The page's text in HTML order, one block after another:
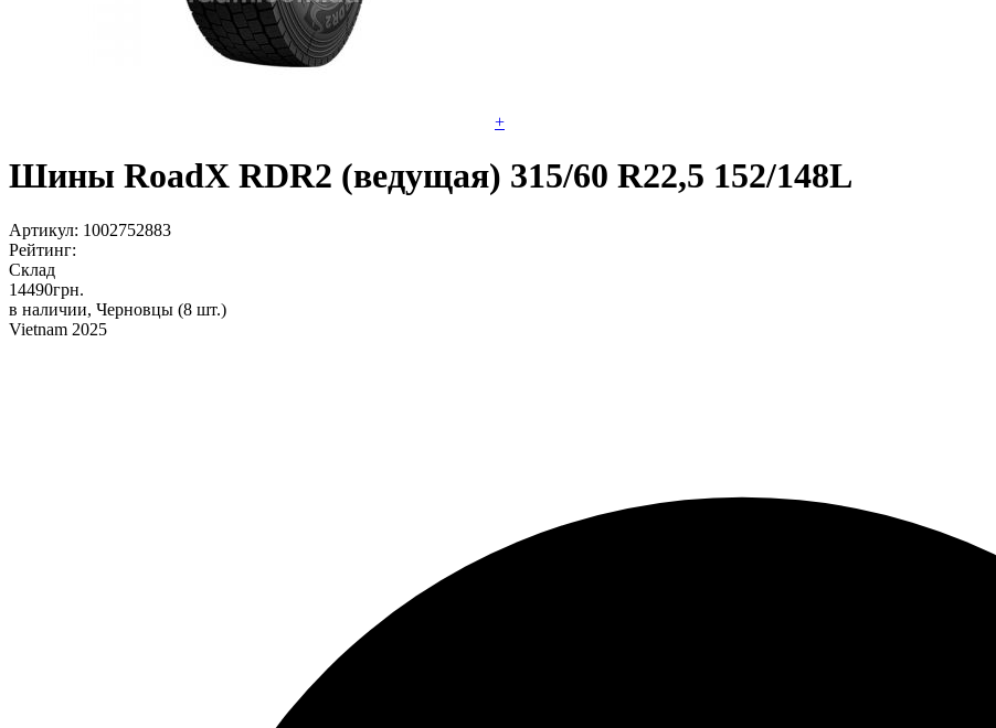
+
Шины RoadX RDR2 (ведущая) 315/60 R22,5 152/148L
Артикул: 1002752883
Рейтинг:
Склад
14490грн.
в наличии, Черновцы (8 шт.)
Vietnam 2025